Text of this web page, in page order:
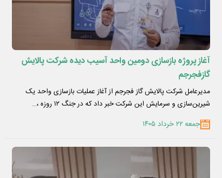
آغاز پروژه بازسازی دومین واحد آسیب دیده شرکت پالایش
گازفجرجم
مدیرعامل شرکت پالایش گاز فجرجم از آغاز عملیات بازسازی واحد یک
شیرین‌سازی و سرمایش این شرکت خبر داد که در جنگ ۱۲ روزه ،…
جمعه ۲۲ خرداد ۱۴۰۵